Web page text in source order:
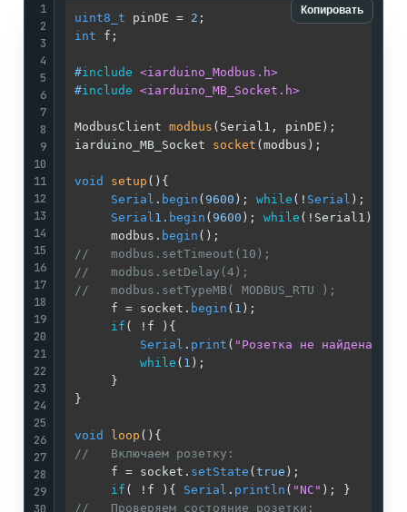
Копировать
1
2
3
4
5
6
7
8
9
10
11
12
13
14
15
16
17
18
19
20
21
22
23
24
25
26
27
28
29
30
uint8_t pinDE = 2 ;
int f;
#include <iarduino_Modbus.h>
#include <iarduino_MB_Socket.h>
ModbusClient modbus (Serial1, pinDE) ;
iarduino_MB_Socket socket (modbus) ;
void
setup () {
Serial . begin ( 9600 ); while (! Serial );
Serial1. begin ( 9600 ); while (!Serial1);
     modbus.
begin ();
//   modbus.setTimeout(10);                 //
//   modbus.setDelay(4);                    //
//   modbus.setTypeMB( MODBUS_RTU );        //
     f = socket.
begin ( 1 );
if ( !f ){
Serial . print ( "Розетка не найдена"
while ( 1 );
     }
}
void
loop () {
//   Включаем розетку:
     f = socket.
setState ( true );
if ( !f ){ Serial . println ( "NC" ); }
//   Проверяем состояние розетки: